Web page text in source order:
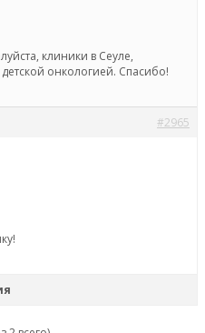
клиники в Сеуле,
онкологией. Спасибо!
#2965